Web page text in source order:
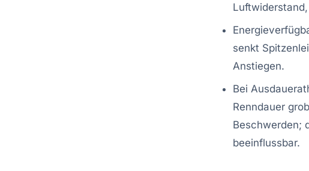
senkt
Anstiegen.
Bei
Renndauer
Beschwerden;
beeinflussbar.